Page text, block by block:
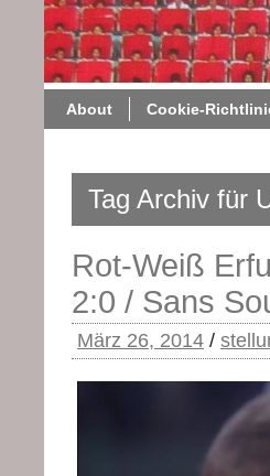
About Cookie-
Tag Archiv für
Rot-Weiß
2:0 / Sans
März 26, 2014 /